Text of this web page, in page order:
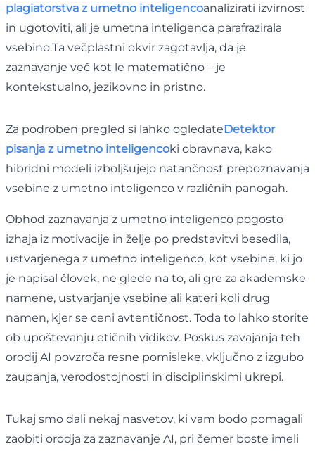
plagiatorstva z umetno inteligencoanalizirati izvirnost
in ugotoviti, ali je umetna inteligenca parafrazirala
vsebino.Ta večplastni okvir zagotavlja, da je
zaznavanje več kot le matematično – je
kontekstualno, jezikovno in pristno.
Za podroben pregled si lahko ogledateDetektor
pisanja z umetno inteligencoki obravnava, kako
hibridni modeli izboljšujejo natančnost prepoznavanja
vsebine z umetno inteligenco v različnih panogah.
Obhod zaznavanja z umetno inteligenco pogosto
izhaja iz motivacije in želje po predstavitvi besedila,
ustvarjenega z umetno inteligenco, kot vsebine, ki jo
je napisal človek, ne glede na to, ali gre za akademske
namene, ustvarjanje vsebine ali kateri koli drug
namen, kjer se ceni avtentičnost. Toda to lahko storite
ob upoštevanju etičnih vidikov. Poskus zavajanja teh
orodij AI povzroča resne pomisleke, vključno z izgubo
zaupanja, verodostojnosti in disciplinskimi ukrepi.
Tukaj smo dali nekaj nasvetov, ki vam bodo pomagali
zaobiti orodja za zaznavanje AI, pri čemer boste imeli